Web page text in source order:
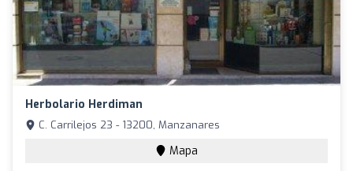
Herbolario Herdiman
C. Carrilejos 23 - 13200, Manzanares
Mapa